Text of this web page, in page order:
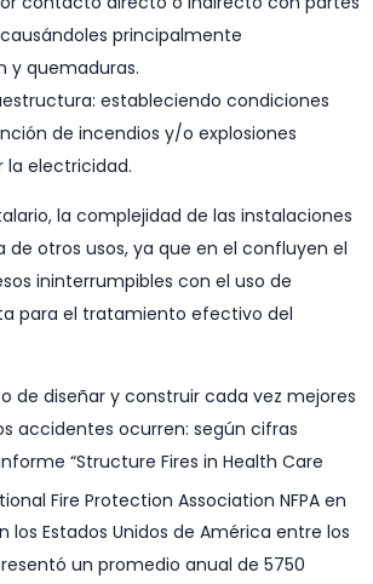
principalmente
y quemaduras.
estableciendo condiciones
de incendios y/o explosiones
la electricidad.
la complejidad de las instalaciones
de otros usos, ya que en el confluyen el
ininterrumpibles con el uso de
para el tratamiento efectivo del
de diseñar y construir cada vez mejores
accidentes ocurren: según cifras
“Structure Fires in Health Care
Fire Protection Association NFPA en
los Estados Unidos de América entre los
un promedio anual de 5750